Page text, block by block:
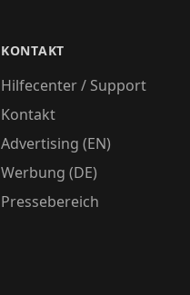
KONTAKT
Hilfecenter / Support
Kontakt
Advertising (EN)
Werbung (DE)
Pressebereich